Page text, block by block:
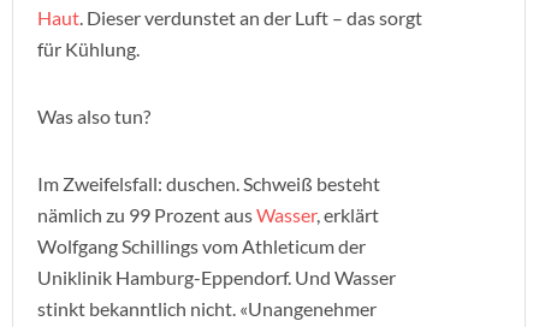
Haut. Dieser verdunstet an der Luft – das sorgt
für Kühlung.
Was also tun?
Im Zweifelsfall: duschen. Schweiß besteht
nämlich zu 99 Prozent ausWasser, erklärt
Wolfgang Schillings vom Athleticum der
Uniklinik Hamburg-Eppendorf. Und Wasser
stinkt bekanntlich nicht. «Unangenehmer